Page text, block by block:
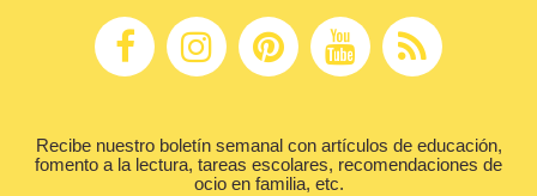
Recibe nuestro boletín semanal con artículos de educación,
fomento a la lectura, tareas escolares, recomendaciones de
ocio en familia, etc.